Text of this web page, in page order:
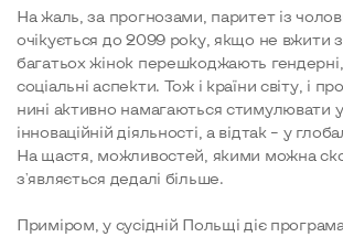
На жаль, за прогнозами, паритет із
очікується до 2099 року, якщо не вжити
багатьох жінок перешкоджають гендерні,
соціальні аспекти. Тож і країни світу, і
нині активно намагаються стимулювати
інноваційній діяльності, а відтак – у
На щастя, можливостей, якими можна
з'являється дедалі більше.
Приміром, у сусідній Польщі діє